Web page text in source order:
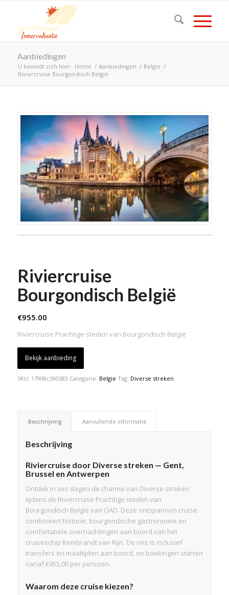
Aanbiedingen
U bevindt zich hier: Home / Aanbiedingen / Belgie /
Riviercruise Bourgondisch België
Riviercruise
Bourgondisch België
€955.00
Riviercruise Prachtige steden van Bourgondisch België
Bekijk aanbieding
SKU: 17908c590383 Categorie: Belgie Tag: Diverse streken
Beschrijving Aanvullende informatie
Beschrijving
Riviercruise door Diverse streken — Gent,
Brussel en Antwerpen
Ontdek in zes dagen de charme van Diverse streken
tijdens de Riviercruise Prachtige steden van
Bourgondisch België van OAD. Deze ontspannen cruise
combineert historie, bourgondische gastronomie en
comfortabele overnachtingen aan boord van het
cruiseschip Rembrandt van Rijn. De reis is inclusief
transfers en maaltijden aan boord, en boekingen starten
vanaf €955,00 per persoon.
Waarom deze cruise kiezen?